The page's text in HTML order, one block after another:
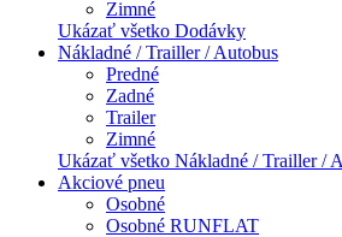
Zimné
Ukázať všetko Dodávky
Nákladné / Trailler / Autobus
Predné
Zadné
Trailer
Zimné
Ukázať všetko Nákladné / Trailler /
Akciové pneu
Osobné
Osobné RUNFLAT